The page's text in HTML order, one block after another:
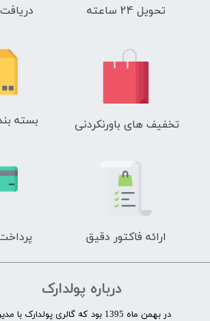
تحویل 24 ساعته
تخفیف های باورنکردنی بسته
ارائه فاکتور دقیق
درباره پولدارک
در بهمن ماه 1395 بود که گالری پولدارک